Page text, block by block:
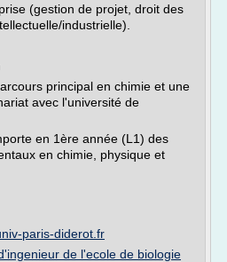
(gestion de projet, droit des
industrielle).
principal en chimie et une
avec l'université de
en 1ère année (L1) des
en chimie, physique et
paris-diderot.fr
de l'ecole de biologie